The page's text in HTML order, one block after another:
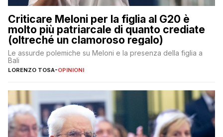
Criticare Meloni per la figlia al G20 è
molto più patriarcale di quanto crediate
(oltreché un clamoroso regalo)
Le assurde polemiche su Meloni e la presenza della figlia a
Bali
LORENZO TOSA-OPINIONI